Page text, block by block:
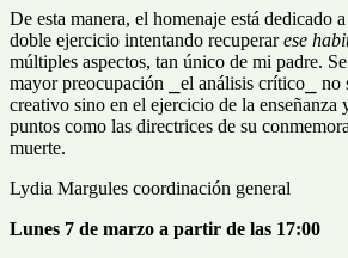
De esta manera, el homenaje está dedicado
doble ejercicio intentando recuperarese
múltiples aspectos, tan único de mi padre.
mayor preocupación ⎯el análisis crítico⎯ no
creativo sino en el ejercicio de la enseñanza
puntos como las directrices de su
muerte.
Lydia Margules coordinación general
Lunes 7 de marzo a partir de las 17:00